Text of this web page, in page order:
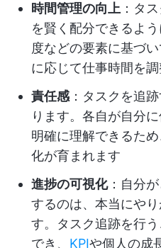
時間管理の向上 ：タ
を賢く配分できるよ
度などの要素に基づ
に応じて仕事時間を
責任感 ：タスクを追
ります。各自が自分
明確に理解できるた
化が育まれます
進捗の可視化：自分
するのは、本当にや
す。タスク追跡を行
でき、 KPIや個人の成